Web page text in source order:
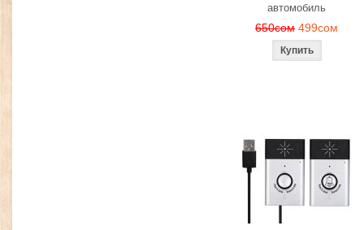
автомобиль
650сом 499сом